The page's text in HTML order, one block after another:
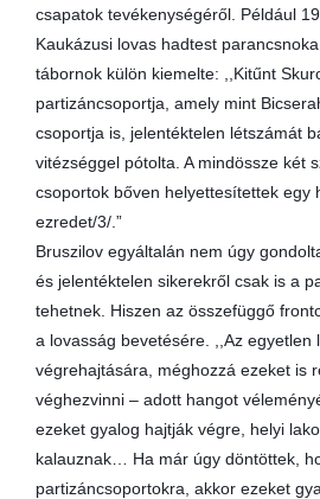
csapatok tevékenységéről. Például
Kaukázusi lovas hadtest
tábornok külön kiemelte: ,,Kitűnt
partizáncsoportja, amely mint
csoportja is, jelentéktelen létszámát
vitézséggel pótolta. A mindössze két
csoportok bőven helyettesítettek egy
ezredet/3/.”
Bruszilov egyáltalán nem úgy
és jelentéktelen sikerekről csak is a
tehetnek. Hiszen az összefüggő
a lovasság bevetésére. ,,Az egyetlen
végrehajtására, méghozzá ezeket is
véghezvinni – adott hangot
ezeket gyalog hajtják végre, helyi
kalauznak… Ha már úgy döntöttek,
partizáncsoportokra, akkor ezeket